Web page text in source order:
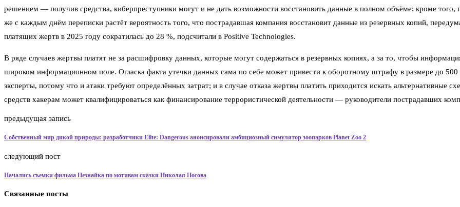
решением — получив средства, киберпреступники могут и не дать возможности восстановить данные в полном объёме; кроме
же с каждым днём переписки растёт вероятность того, что пострадавшая компания восстановит данные из резервных копий,
платящих жертв в 2025 году сократилась до 28 %, подсчитали в Positive Technologies.
В ряде случаев жертвы платят не за расшифровку данных, которые могут содержаться в резервных копиях, а за то, чтобы
широком информационном поле. Огласка факта утечки данных сама по себе может привести к оборотному штрафу в размере до
эксперты, потому что и атаки требуют определённых затрат; и в случае отказа жертвы платить приходится искать альтернативные
средств хакерам может квалифицироваться как финансирование террористической деятельности — руководители пострадавших
предыдущая запись
Собственный мир дикой природы: разработчики Elite: Dangerous анонсировали амбициозный симулятор зоопарков Planet Zoo 2
следующий пост
Начались съемки фильма Незнайка по мотивам сказки Николая Носова
Связанные посты